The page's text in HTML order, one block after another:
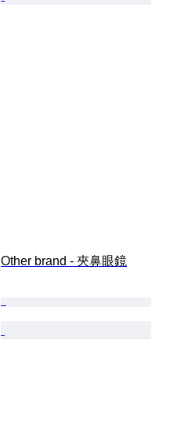
Other brand - 夾鼻眼鏡